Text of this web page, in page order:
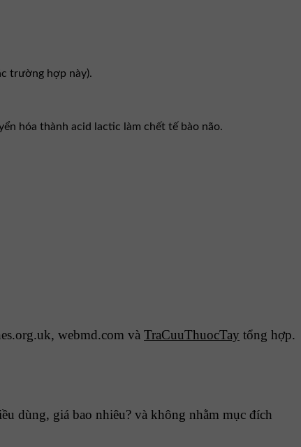
trường hợp này).
hóa thành acid lactic làm chết tế bào não.
webmd.com và TraCuuThuocTay tổng hợp.
dùng, giá bao nhiêu? và không nhằm mục đích